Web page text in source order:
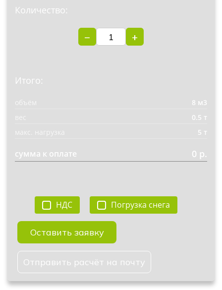
Количество:
− +
Итого:
объём
8 м3
вес
0.5 т
макс. нагрузка
5 т
сумма к оплате 0 р.
Оставить заявку
Отправить расчёт на почту
НДС Погрузка снега